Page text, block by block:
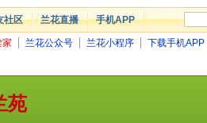
社区 兰花直播 手机APP
家 兰花公众号 兰花小程序
下载手机APP
苑